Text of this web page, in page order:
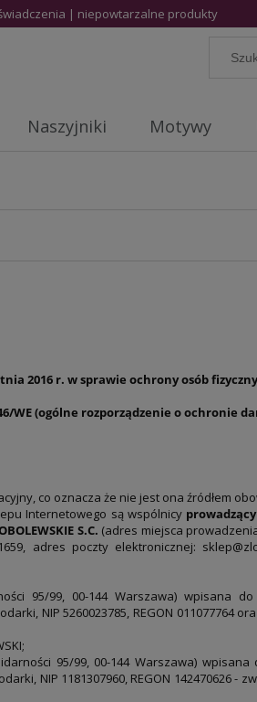
| niepowtarzalne produkty
Naszyjniki Motywy
2016 r. w sprawie ochrony osób
WE (ogólne rozporządzenie o ochronie
co oznacza że nie jest ona źródłem
Internetowego są wspólnicy
S.C. (adres miejsca
adres poczty elektronicznej:
95/99, 00-144 Warszawa) wpisana
NIP 5260023785, REGON 011077764
95/99, 00-144 Warszawa)
NIP 1181307960, REGON 142470626 -